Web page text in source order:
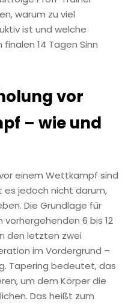
warum zu viel
ist und welche
14 Tagen Sinn
vor
– wie und
einem Wettkampf sind
jedoch nicht darum,
Die Grundlage für
6 bis 12
den letzten zwei
im Vordergrund –
Tapering bedeutet, das
um dem Körper die
Das heißt zum